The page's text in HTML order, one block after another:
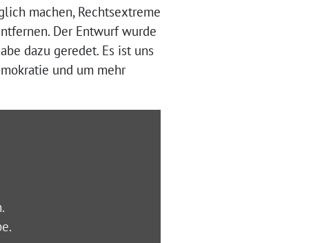
machen, Rechtsextreme
Der Entwurf wurde
dazu geredet. Es ist uns
und um mehr
.